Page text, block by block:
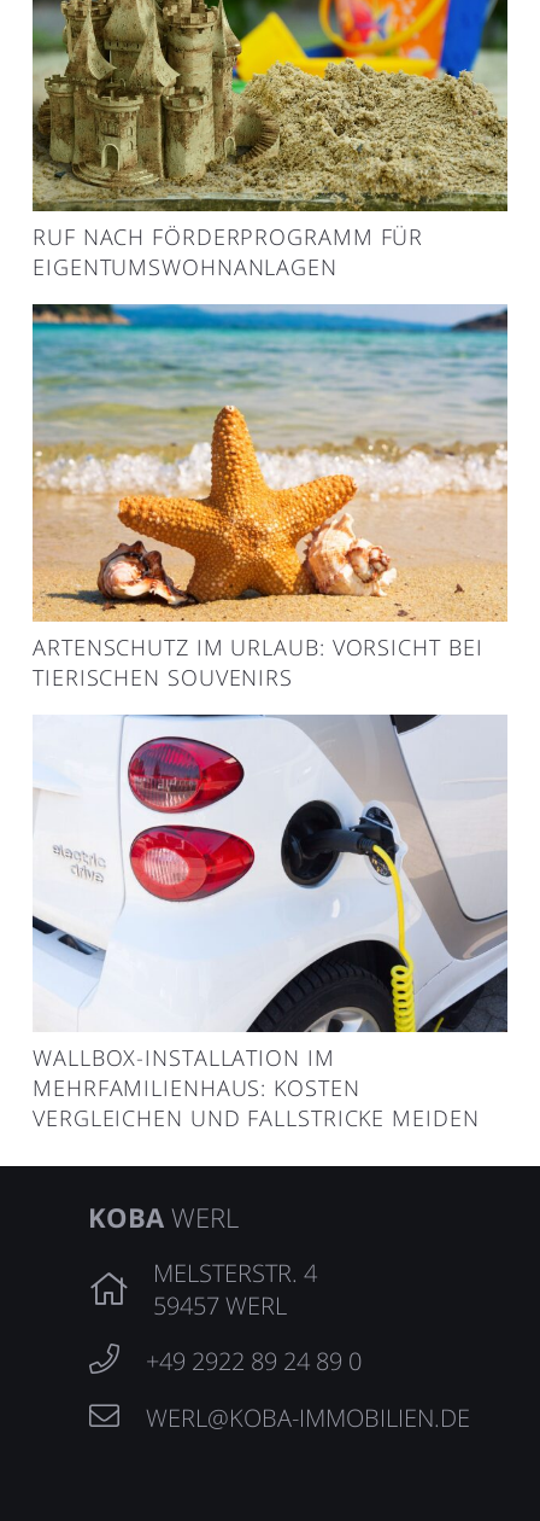
RUF NACH FÖRDERPROGRAMM FÜR
EIGENTUMSWOHNANLAGEN
ARTENSCHUTZ IM URLAUB: VORSICHT BEI
TIERISCHEN SOUVENIRS
WALLBOX-INSTALLATION IM
MEHRFAMILIENHAUS: KOSTEN
VERGLEICHEN UND FALLSTRICKE MEIDEN
KOBA WERL
MELSTERSTR. 4
59457 WERL
+49 2922 89 24 89 0
WERL@KOBA-IMMOBILIEN.DE